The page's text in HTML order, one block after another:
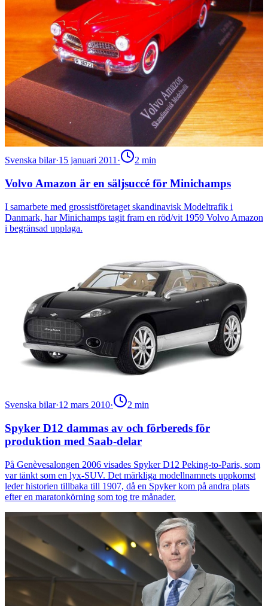
Svenska bilar·15 januari 2011 · 2 min
Volvo Amazon är en säljsuccé för Minichamps
I samarbete med grossistföretaget skandinavisk Modeltrafik i
Danmark, har Minichamps tagit fram en röd/vit 1959 Volvo Amazon
i begränsad upplaga.
Svenska bilar·12 mars 2010· 2 min
Spyker D12 dammas av och förbereds för
produktion med Saab-delar
På Genèvesalongen 2006 visades Spyker D12 Peking-to-Paris, som
var tänkt som en lyx-SUV. Det märkliga modellnamnets uppkomst
leder historien tillbaka till 1907, då en Spyker kom på andra plats
efter en maratonkörning som tog tre månader.